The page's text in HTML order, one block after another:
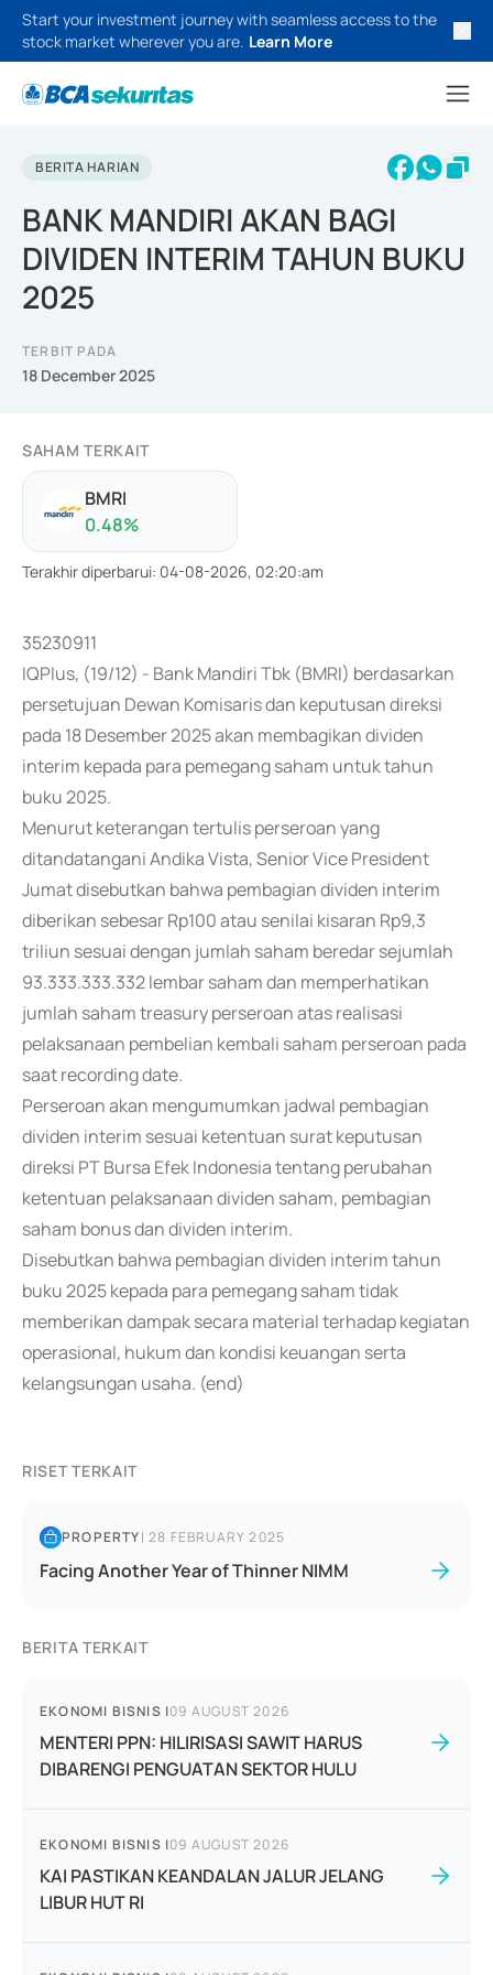
Start your investment journey with seamless access to the
stock market wherever you are. Learn More
BERITA HARIAN
BANK MANDIRI AKAN BAGI
DIVIDEN INTERIM TAHUN BUKU
2025
TERBIT PADA
18 December 2025
SAHAM TERKAIT
BMRI
0.48%
Terakhir diperbarui: 04-08-2026, 02:20:am
35230911
IQPlus, (19/12) - Bank Mandiri Tbk (BMRI) berdasarkan
persetujuan Dewan Komisaris dan keputusan direksi
pada 18 Desember 2025 akan membagikan dividen
interim kepada para pemegang saham untuk tahun
buku 2025.
Menurut keterangan tertulis perseroan yang
ditandatangani Andika Vista, Senior Vice President
Jumat disebutkan bahwa pembagian dividen interim
diberikan sebesar Rp100 atau senilai kisaran Rp9,3
triliun sesuai dengan jumlah saham beredar sejumlah
93.333.333.332 lembar saham dan memperhatikan
jumlah saham treasury perseroan atas realisasi
pelaksanaan pembelian kembali saham perseroan pada
saat recording date.
Perseroan akan mengumumkan jadwal pembagian
dividen interim sesuai ketentuan surat keputusan
direksi PT Bursa Efek Indonesia tentang perubahan
ketentuan pelaksanaan dividen saham, pembagian
saham bonus dan dividen interim.
Disebutkan bahwa pembagian dividen interim tahun
buku 2025 kepada para pemegang saham tidak
memberikan dampak secara material terhadap kegiatan
operasional, hukum dan kondisi keuangan serta
kelangsungan usaha. (end)
RISET TERKAIT
PROPERTY|28 FEBRUARY 2025
Facing Another Year of Thinner NIMM
BERITA TERKAIT
EKONOMI BISNIS |09 AUGUST 2026
MENTERI PPN: HILIRISASI SAWIT HARUS
DIBARENGI PENGUATAN SEKTOR HULU
EKONOMI BISNIS |09 AUGUST 2026
KAI PASTIKAN KEANDALAN JALUR JELANG
LIBUR HUT RI